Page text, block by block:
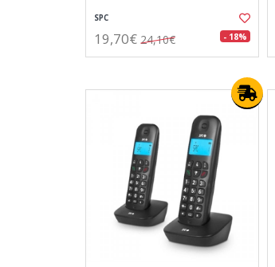
SPC
19,70€ 24,10€ - 18%